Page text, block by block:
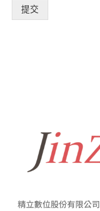
提交
精立數位股份有限公司